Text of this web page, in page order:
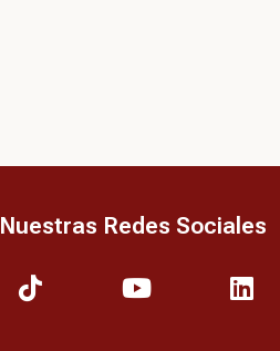
Nuestras Redes Sociales